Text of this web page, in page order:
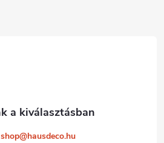
shop@hausdeco.hu